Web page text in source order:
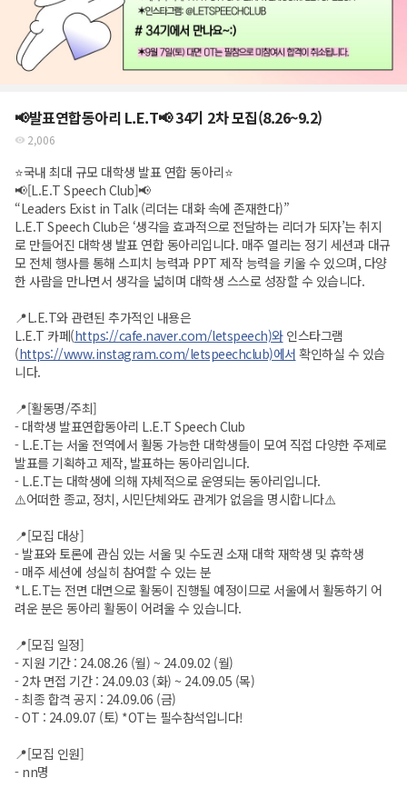
📢발표연합동아리 L.E.T📢 34기 2차 모집(8.26~9.2)
2,006
⭐️국내 최대 규모 대학생 발표 연합 동아리⭐️
📢[L.E.T Speech Club]📢
“Leaders Exist in Talk (리더는 대화 속에 존재한다)”
L.E.T Speech Club은 ‘생각을 효과적으로 전달하는 리더가 되자’는 취지
로 만들어진 대학생 발표 연합 동아리입니다. 매주 열리는 정기 세션과 대규
모 전체 행사를 통해 스피치 능력과 PPT 제작 능력을 키울 수 있으며, 다양
한 사람을 만나면서 생각을 넓히며 대학생 스스로 성장할 수 있습니다.
📍L.E.T와 관련된 추가적인 내용은
L.E.T 카페(https://cafe.naver.com/letspeech)와인스타그램
(https://www.instagram.com/letspeechclub)에서 확인하실 수 있습
니다.
📍[활동명/주최]
- 대학생 발표연합동아리 L.E.T Speech Club
- L.E.T는 서울 전역에서 활동 가능한 대학생들이 모여 직접 다양한 주제로
발표를 기획하고 제작, 발표하는 동아리입니다.
- L.E.T는 대학생에 의해 자체적으로 운영되는 동아리입니다.
⚠️어떠한 종교, 정치, 시민단체와도 관계가 없음을 명시합니다⚠️
📍[모집 대상]
- 발표와 토론에 관심 있는 서울 및 수도권 소재 대학 재학생 및 휴학생
- 매주 세션에 성실히 참여할 수 있는 분
*L.E.T는 전면 대면으로 활동이 진행될 예정이므로 서울에서 활동하기 어
려운 분은 동아리 활동이 어려울 수 있습니다.
📍[모집 일정]
- 지원 기간 : 24.08.26 (월) ~ 24.09.02 (월)
- 2차 면접 기간 : 24.09.03 (화) ~ 24.09.05 (목)
- 최종 합격 공지 : 24.09.06 (금)
- OT : 24.09.07 (토) *OT는 필수참석입니다!
📍[모집 인원]
- nn명